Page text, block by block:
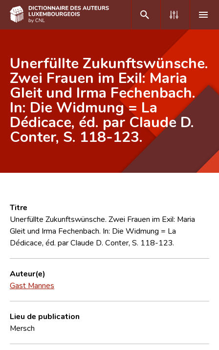
DE FR
Accueil
Auteur(e)s A-Z
Recherche avancée
CNL
Contact
Unerfüllte Zukunftswünsche.
Zwei Frauen im Exil: Maria
Gleit und Irma Fechenbach.
In: Die Widmung = La
Dédicace, éd. par Claude D.
Conter, S. 118-123.
Titre
Unerfüllte Zukunftswünsche. Zwei Frauen im Exil: Maria
Gleit und Irma Fechenbach. In: Die Widmung = La
Dédicace, éd. par Claude D. Conter, S. 118-123.
Auteur(e)
Gast Mannes
Lieu de publication
Mersch